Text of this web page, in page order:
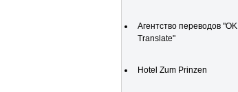
Агентство переводов "OK
Translate"
Hotel Zum Prinzen